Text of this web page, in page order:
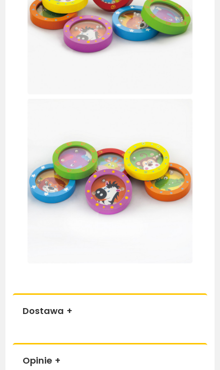
Dostawa +
Opinie +